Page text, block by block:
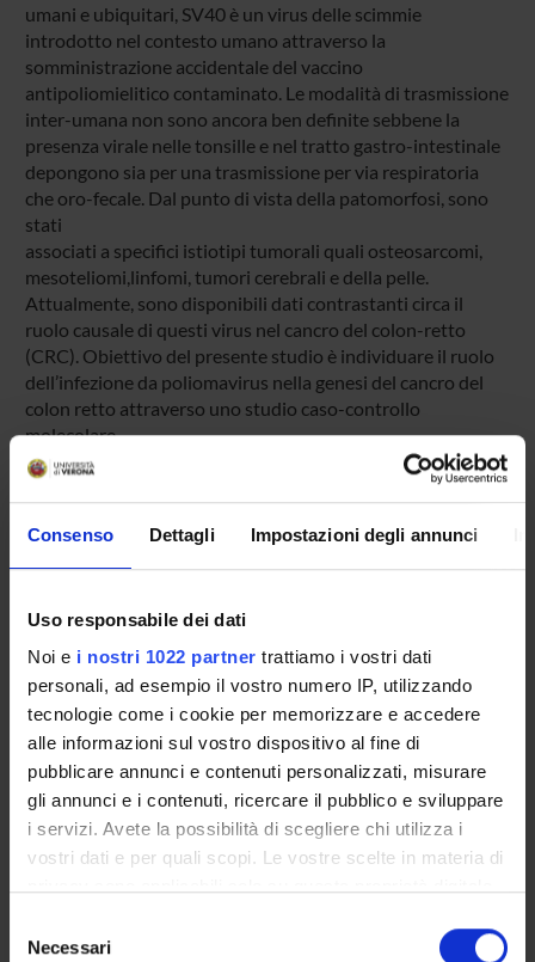
Consenso Dettagli Impostazioni degli annunci
Uso responsabile dei dati
Noi e i nostri 1022 partner trattiamo i vostri dati
personali, ad esempio il vostro numero IP, utilizzando
tecnologie come i cookie per memorizzare e accedere
alle informazioni sul vostro dispositivo al fine di
pubblicare annunci e contenuti personalizzati, misurare
gli annunci e i contenuti, ricercare il pubblico e sviluppare
i servizi. Avete la possibilità di scegliere chi utilizza i
vostri dati e per quali scopi. Le vostre scelte in materia di
modificare o revocare il proprio consenso in qualsiasi
delNecessari
umani e ubiquitari, SV40 è un virus delle scimmie
introdotto nel contesto umano attraverso la
somministrazione accidentale del vaccino
antipoliomielitico contaminato. Le modalità di trasmissione
inter-umana non sono ancora ben definite sebbene la
presenza virale nelle tonsille e nel tratto gastro-intestinale
depongono sia per una trasmissione per via respiratoria
che oro-fecale. Dal punto di vista della patomorfosi, sono
stati
associati a specifici istiotipi tumorali quali osteosarcomi,
mesoteliomi,linfomi, tumori cerebrali e della pelle.
Attualmente, sono disponibili dati contrastanti circa il
ruolo causale di questi virus nel cancro del colon-retto
(CRC). Obiettivo del presente studio è individuare il ruolo
dell’infezione da poliomavirus nella genesi del cancro del
colon retto attraverso uno studio caso-controllo
molecolare.
Syllabus:COFIN - Progetti di Ricerca di Interesse
MIUR - PRIN
Funds:assigned and managed by the department
PROJECT PARTICIPANTS
William Mantovani
Technical-administrative staff